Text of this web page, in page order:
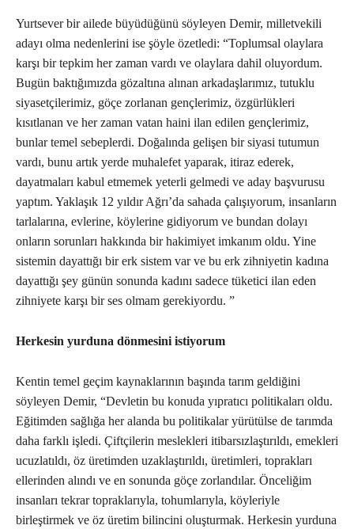
Yurtsever bir ailede büyüdüğünü söyleyen Demir, milletvekili
adayı olma nedenlerini ise şöyle özetledi: “Toplumsal olaylara
karşı bir tepkim her zaman vardı ve olaylara dahil oluyordum.
Bugün baktığımızda gözaltına alınan arkadaşlarımız, tutuklu
siyasetçilerimiz, göçe zorlanan gençlerimiz, özgürlükleri
kısıtlanan ve her zaman vatan haini ilan edilen gençlerimiz,
bunlar temel sebeplerdi. Doğalında gelişen bir siyasi tutumun
vardı, bunu artık yerde muhalefet yaparak, itiraz ederek,
dayatmaları kabul etmemek yeterli gelmedi ve aday başvurusu
yaptım. Yaklaşık 12 yıldır Ağrı’da sahada çalışıyorum, insanların
tarlalarına, evlerine, köylerine gidiyorum ve bundan dolayı
onların sorunları hakkında bir hakimiyet imkanım oldu. Yine
sistemin dayattığı bir erk sistem var ve bu erk zihniyetin kadına
dayattığı şey günün sonunda kadını sadece tüketici ilan eden
zihniyete karşı bir ses olmam gerekiyordu. ”
Herkesin yurduna dönmesini istiyorum
Kentin temel geçim kaynaklarının başında tarım geldiğini
söyleyen Demir, “Devletin bu konuda yıpratıcı politikaları oldu.
Eğitimden sağlığa her alanda bu politikalar yürütülse de tarımda
daha farklı işledi. Çiftçilerin meslekleri itibarsızlaştırıldı, emekleri
ucuzlatıldı, öz üretimden uzaklaştırıldı, üretimleri, toprakları
ellerinden alındı ve en sonunda göçe zorlandılar. Önceliğim
insanları tekrar topraklarıyla, tohumlarıyla, köyleriyle
birleştirmek ve öz üretim bilincini oluşturmak. Herkesin yurduna